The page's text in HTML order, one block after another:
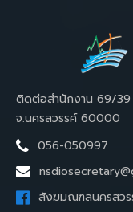
ติดต่อสำนักงาน 69/39
จ.นครสวรรค์ 60000
056-050997
สังฆมณฑลนครสว